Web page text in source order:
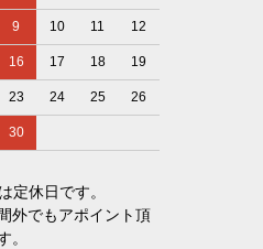
9 10 11 12
16 17 18 19
23 24 25 26
30
定休日です。
外でもアポイント頂
。